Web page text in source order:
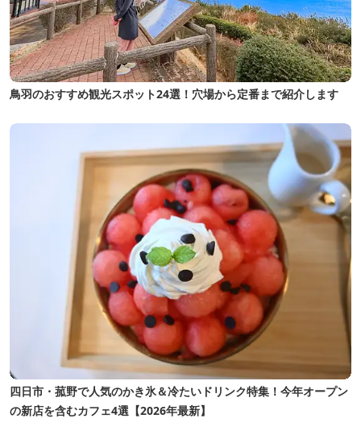
鳥羽のおすすめ観光スポット24選！穴場から定番まで紹介します
四日市・菰野で人気のかき氷＆冷たいドリンク特集！今年オープン
の新店を含むカフェ4選【2026年最新】